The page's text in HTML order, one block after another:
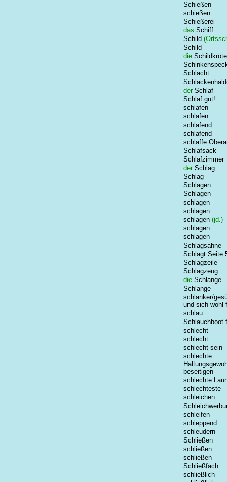
Schießen
schießen
Schießerei
das Schiff
Schild
Schild
die Schildkröte
Schlacht
der Schlaf
Schlaf gut!
schlafen
schlafen
schlafend
schlafend
schlaffe
Schlafsack
Schlafzimmer
der Schlag
Schlag
Schlagen
Schlagen
schlagen
schlagen
schlagen (jd.)
schlagen
schlagen
Schlagsahne
Schlagt Seite
Schlagzeile
Schlagzeug
die Schlange
Schlange
schlanker/
und sich wohl
schlau
Schlauchboot
schlecht
schlecht
schlecht sein
schlechte
beseitigen
schlechte
schlechteste
schleichen
schleifen
schleppend
schleudern
Schließen
schließen
schließen
Schließfach
schließlich